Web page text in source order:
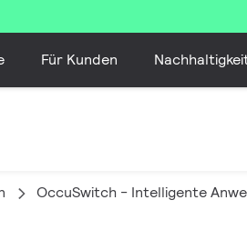
Für Kunden
OccuSwitch - Intelligente